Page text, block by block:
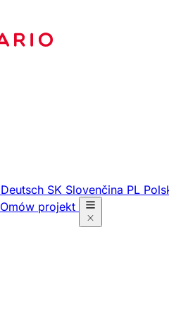
Deutsch SK Slovenčina PL
Omów projekt